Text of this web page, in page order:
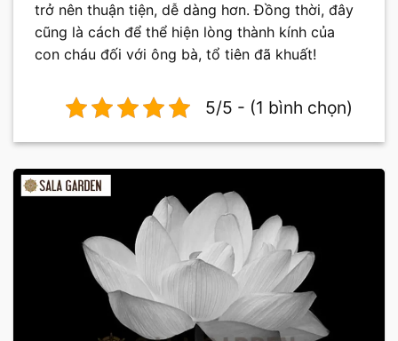
trở nên thuận tiện, dễ dàng hơn. Đồng thời, đây
cũng là cách để thể hiện lòng thành kính của
con cháu đối với ông bà, tổ tiên đã khuất!
5/5 - (1 bình chọn)